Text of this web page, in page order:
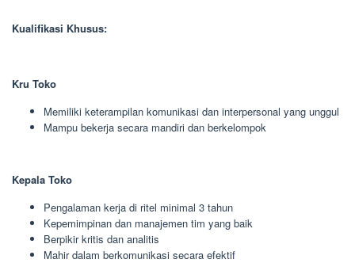
Kualifikasi Khusus:
Kru Toko
Memiliki keterampilan komunikasi dan interpersonal yang unggul
Mampu bekerja secara mandiri dan berkelompok
Kepala Toko
Pengalaman kerja di ritel minimal 3 tahun
Kepemimpinan dan manajemen tim yang baik
Berpikir kritis dan analitis
Mahir dalam berkomunikasi secara efektif